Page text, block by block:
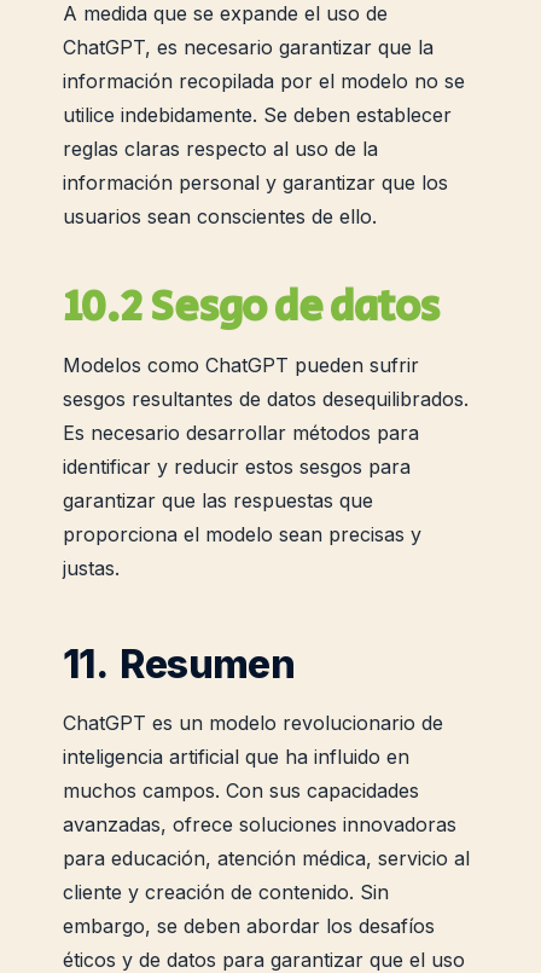
A medida que se expande el uso de
ChatGPT, es necesario garantizar que la
información recopilada por el modelo no se
utilice indebidamente. Se deben establecer
reglas claras respecto al uso de la
información personal y garantizar que los
usuarios sean conscientes de ello.
10.2 Sesgo de datos
Modelos como ChatGPT pueden sufrir
sesgos resultantes de datos desequilibrados.
Es necesario desarrollar métodos para
identificar y reducir estos sesgos para
garantizar que las respuestas que
proporciona el modelo sean precisas y
justas.
11. Resumen
ChatGPT es un modelo revolucionario de
inteligencia artificial que ha influido en
muchos campos. Con sus capacidades
avanzadas, ofrece soluciones innovadoras
para educación, atención médica, servicio al
cliente y creación de contenido. Sin
embargo, se deben abordar los desafíos
éticos y de datos para garantizar que el uso